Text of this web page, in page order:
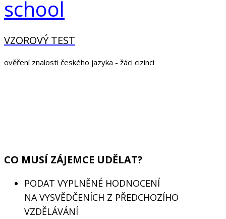
VZOROVÝ TEST
ověření znalosti českého jazyka - žáci cizinci
CO MUSÍ ZÁJEMCE UDĚLAT?
PODAT VYPLNĚNÉ HODNOCENÍ
NA VYSVĚDČENÍCH Z PŘEDCHOZÍHO
VZDĚLÁVÁNÍ